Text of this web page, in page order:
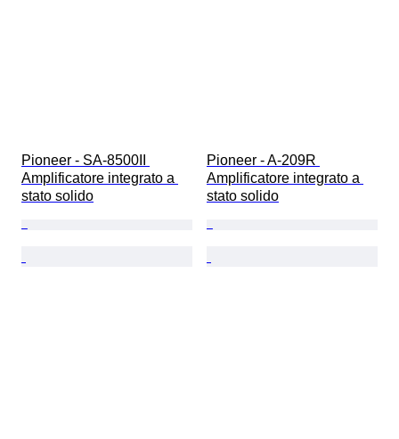
Pioneer - SA-8500II
Amplificatore integrato a
stato solido
Pioneer - A-209R
Amplificatore integrato a
stato solido